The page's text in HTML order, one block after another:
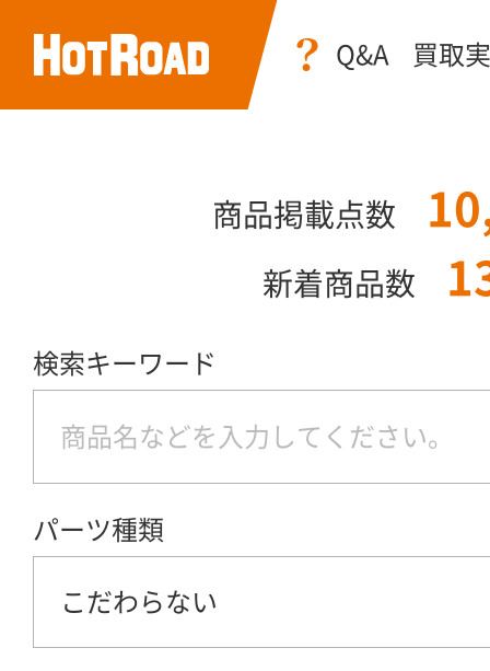
Q&A 買取
商品掲載点数
新着商品数
検索キーワード
パーツ種類
こだわらない